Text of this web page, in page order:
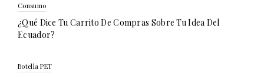
Consumo
¿Qué Dice Tu Carrito De Compras Sobre Tu Idea Del
Ecuador?
Botella PET